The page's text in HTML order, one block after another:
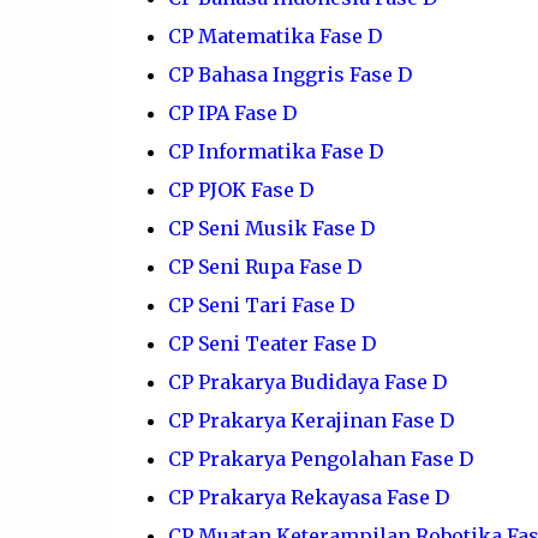
CP Matematika Fase D
CP Bahasa Inggris Fase D
CP IPA Fase D
CP Informatika Fase D
CP PJOK Fase D
CP Seni Musik Fase D
CP Seni Rupa Fase D
CP Seni Tari Fase D
CP Seni Teater Fase D
CP Prakarya Budidaya Fase D
CP Prakarya Kerajinan Fase D
CP Prakarya Pengolahan Fase D
CP Prakarya Rekayasa Fase D